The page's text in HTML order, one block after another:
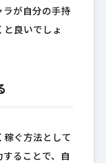
ラが自分の手持
と良いでしょ
稼ぐ方法として
ることで、自